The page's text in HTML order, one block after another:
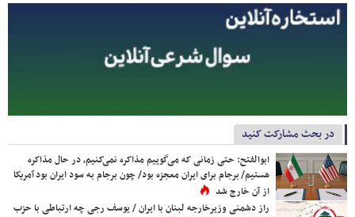
در بحث مشارکت کنید
ابوالفتح: حتی زمانی که می‌گوییم مذاکره نمی‌کنیم، در حال مذاکره
هستیم/ برجام برای ایران معجزه بود/ چون برجام به سود ایران بود آمریکا
از آن خارج شد
راز دشمنی وزیرخارجه لبنان با ایران / یوسف رجی چه ارتباطی با حزب